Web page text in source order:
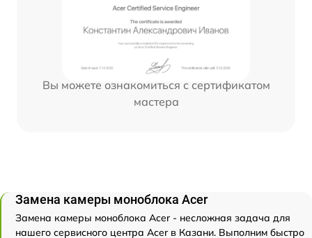
Вы можете ознакомиться с сертификатом
мастера
Замена камеры моноблока Acer
Замена камеры моноблока Acer - несложная задача для
нашего сервисного центра Acer в Казани. Выполним быстро